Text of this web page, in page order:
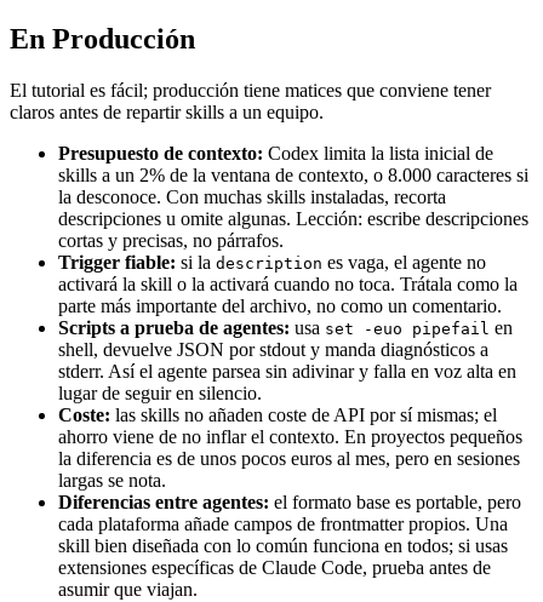
En Producción
El tutorial es fácil; producción tiene matices que conviene tener
claros antes de repartir skills a un equipo.
Presupuesto de contexto: Codex limita la lista inicial de
skills a un 2% de la ventana de contexto, o 8.000 caracteres si
la desconoce. Con muchas skills instaladas, recorta
descripciones u omite algunas. Lección: escribe descripciones
cortas y precisas, no párrafos.
Trigger fiable: si la description es vaga, el agente no
activará la skill o la activará cuando no toca. Trátala como la
parte más importante del archivo, no como un comentario.
Scripts a prueba de agentes: usa set -euo pipefail en
shell, devuelve JSON por stdout y manda diagnósticos a
stderr. Así el agente parsea sin adivinar y falla en voz alta en
lugar de seguir en silencio.
Coste: las skills no añaden coste de API por sí mismas; el
ahorro viene de no inflar el contexto. En proyectos pequeños
la diferencia es de unos pocos euros al mes, pero en sesiones
largas se nota.
Diferencias entre agentes: el formato base es portable, pero
cada plataforma añade campos de frontmatter propios. Una
skill bien diseñada con lo común funciona en todos; si usas
extensiones específicas de Claude Code, prueba antes de
asumir que viajan.